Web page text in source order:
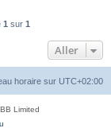
1 sur 1
Aller
horaire sur UTC+02:00
Limited